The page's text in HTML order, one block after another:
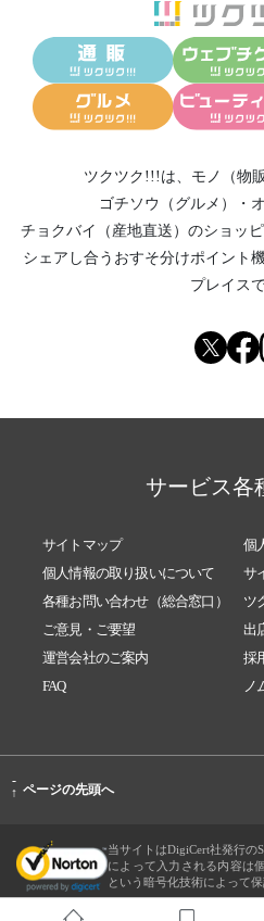
ツクツク!!!は、 モノ（物販
ゴチソウ（グルメ）
・
チョクバイ（産地直送） のショッ
シェアし合う おすそ分けポイント
プレイスで
サービス各
サイトマップ
個
個人情報の取り扱いについて
サ
各種お問い合わせ（総合窓口）
ツ
ご意見・ご要望
出
運営会社のご案内
採
FAQ
ノ
-
↑ ページの先頭へ
当サイトはDigiCert社発行の
によって入力される内容は
という暗号化技術によって保